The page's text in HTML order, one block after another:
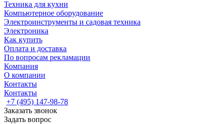
Техника для кухни
Компьютерное оборудование
Электроинструменты и садовая техника
Электроника
Как купить
Оплата и доставка
По вопросам рекламации
Компания
О компании
Контакты
Контакты
+7 (495) 147-98-78
Заказать звонок
Задать вопрос